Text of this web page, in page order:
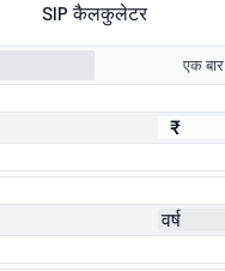
SIP कैलकुलेटर
एक बार
₹
₹
वर्ष